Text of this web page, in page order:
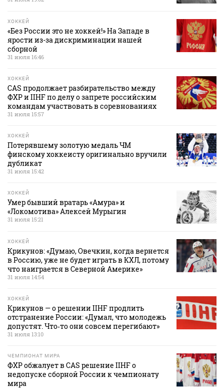
ХОККЕЙ
«Без России это не хоккей!» На Западе в
ярости из-за дискриминации нашей
сборной
31 июля 16:46
ХОККЕЙ
CAS продолжает разбирательство между
ФХР и IIHF по делу о запрете российским
командам участвовать в соревнованиях
31 июля 15:57
ХОККЕЙ
Потерявшему золотую медаль ЧМ
финскому хоккеисту оригинально вручили
дубликат
31 июля 15:42
ХОККЕЙ
Умер бывший вратарь «Амура» и
«Локомотива» Алексей Мурыгин
31 июля 15:21
ХОККЕЙ
Крикунов: «Думаю, Овечкин, когда вернется
в Россию, уже не будет играть в КХЛ, потому
что наиграется в Северной Америке»
31 июля 14:54
ХОККЕЙ
Крикунов — о решении IIHF продлить
отстранение России: «Думал, что молодежь
допустят. Что‑то они совсем перегибают»
31 июля 13:10
ЧЕМПИОНАТ МИРА
ФХР обжалует в CAS решение IIHF о
недопуске сборной России к чемпионату
мира